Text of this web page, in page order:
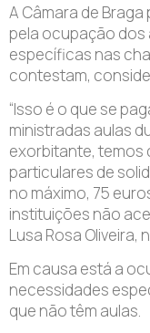
A Câmara de
pela ocupação
específicas nas
contestam,
“Isso é o que se
ministradas aulas
exorbitante, temos
particulares de
no máximo, 75
instituições não
Lusa Rosa Oliveira,
Em causa está a
necessidades
que não têm aulas.